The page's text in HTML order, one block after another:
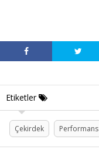
Etiketler
Çekirdek Performans